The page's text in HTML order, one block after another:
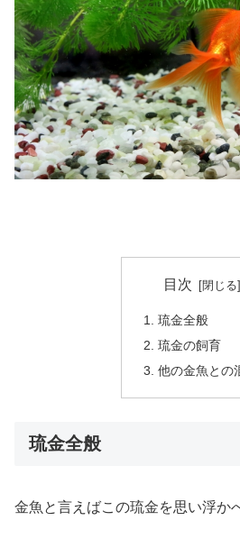
目次
琉金全般
琉金の飼育
他の金魚との
琉金全般
金魚と言えばこの琉金を思い浮か